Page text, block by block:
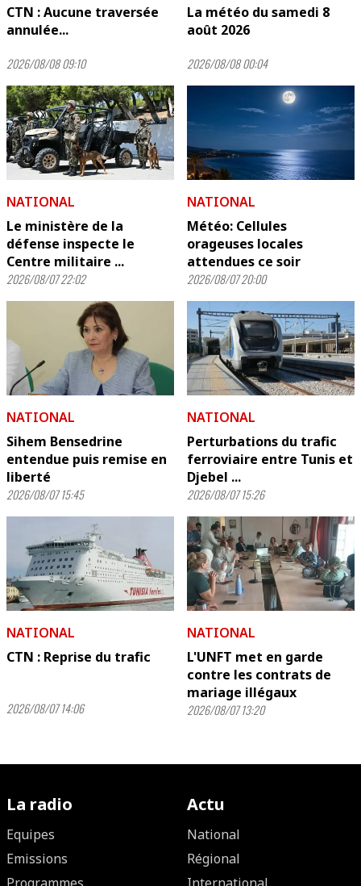
CTN : Aucune traversée
annulée...
2026/08/08 09:10
La météo du samedi 8
août 2026
2026/08/08 00:04
NATIONAL
Le ministère de la
défense inspecte le
Centre militaire ...
2026/08/07 22:02
NATIONAL
Météo: Cellules
orageuses locales
attendues ce soir
2026/08/07 20:00
NATIONAL
Sihem Bensedrine
entendue puis remise en
liberté
2026/08/07 15:45
NATIONAL
Perturbations du trafic
ferroviaire entre Tunis et
Djebel ...
2026/08/07 15:26
NATIONAL
CTN : Reprise du trafic
2026/08/07 14:06
NATIONAL
L'UNFT met en garde
contre les contrats de
mariage illégaux
2026/08/07 13:20
La radio
Equipes
Emissions
Actu
National
Régional